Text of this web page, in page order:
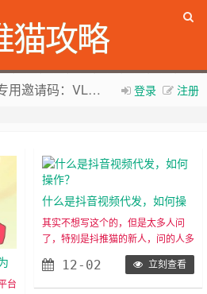
猫攻略
登录 注册
新版抖推猫官方合伙人专用邀请码：VLKKPA
推猫官网
台
什么是抖音视频代发，如何操
作？
其实不想写这个的，但是太多人问
了，特别是抖推猫的新人，问的人多
了，就写一下吧。视频代发，简单来
说，就是视频做好了，你直接拿来发
抖音，抖音不需要实名，粉丝多少没
12-02 立刻查看